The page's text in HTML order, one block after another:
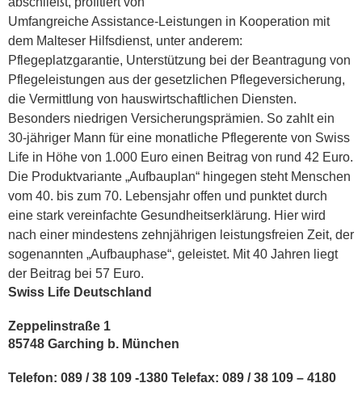
Umfangreiche Assistance-Leistungen in Kooperation mit
dem Malteser Hilfsdienst, unter anderem:
Pflegeplatzgarantie, Unterstützung bei der Beantragung von
Pflegeleistungen aus der gesetzlichen Pflegeversicherung,
die Vermittlung von hauswirtschaftlichen Diensten.
Besonders niedrigen Versicherungsprämien. So zahlt ein
30-jähriger Mann für eine monatliche Pflegerente von Swiss
Life in Höhe von 1.000 Euro einen Beitrag von rund 42 Euro.
Die Produktvariante „Aufbauplan“ hingegen steht Menschen
vom 40. bis zum 70. Lebensjahr offen und punktet durch
eine stark vereinfachte Gesundheitserklärung. Hier wird
nach einer mindestens zehnjährigen leistungsfreien Zeit, der
sogenannten „Aufbauphase“, geleistet. Mit 40 Jahren liegt
der Beitrag bei 57 Euro.
Swiss Life Deutschland
Zeppelinstraße 1
85748 Garching b. München
Telefon: 089 / 38 109 -1380 Telefax: 089 / 38 109 – 4180